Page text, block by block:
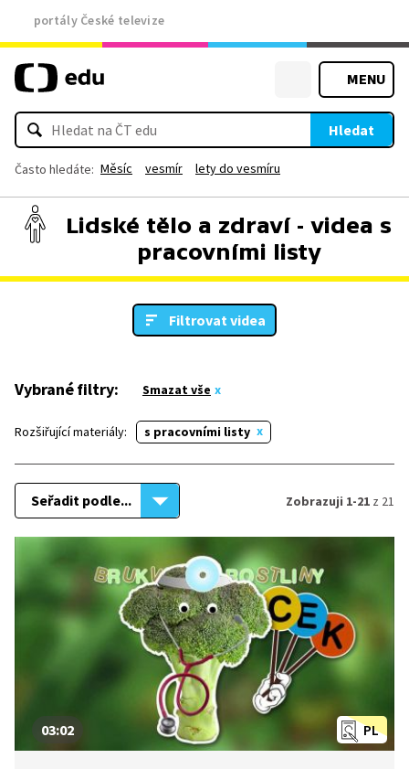
portály České televize
MENU
Hledat
Často hledáte: Měsíc vesmír lety do vesmíru
Lidské tělo a zdraví - videa s
pracovními listy
Filtrovat videa
Vybrané filtry: Smazat vše
Rozšiřující materiály: s pracovními listy
Seřadit podle... Zobrazuji 1-21 z 21
PL
03:02